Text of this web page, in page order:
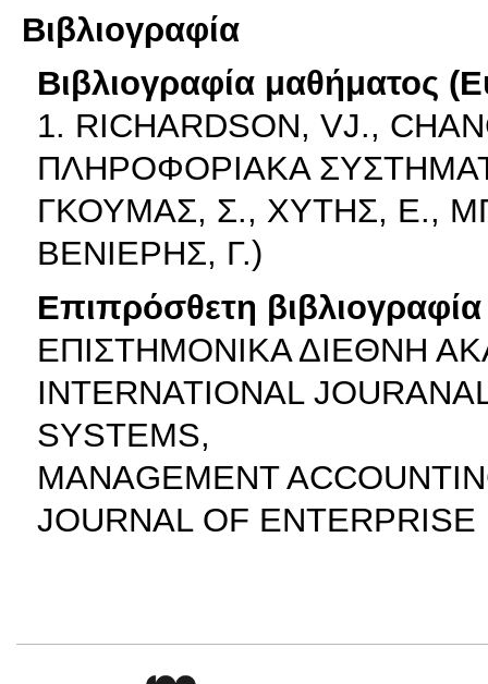
Βιβλιογραφία
Βιβλιογραφία μαθήματος
1. RICHARDSON, VJ.,
ΠΛΗΡΟΦΟΡΙΑΚΑ
ΓΚΟΥΜΑΣ, Σ., ΧΥΤΗΣ, Ε.,
ΒΕΝΙΕΡΗΣ, Γ.)
Επιπρόσθετη βιβλιογραφία
ΕΠΙΣΤΗΜΟΝΙΚΑ ΔΙΕΘΝΗ
INTERNATIONAL
SYSTEMS,
MANAGEMENT
JOURNAL OF